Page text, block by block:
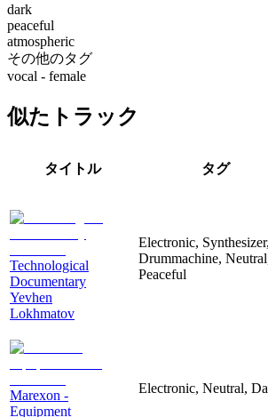
dark
peaceful
atmospheric
その他のタグ
vocal - female
似たトラック
タイトル タグ
Technological
Documentary
Yevhen
Lokhmatov
Electronic, Synthesizer,
Drummachine,
Peaceful
Marexon -
Equipment
Electronic, Neutral,